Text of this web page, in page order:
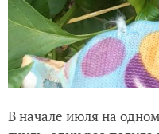
В начале июля на